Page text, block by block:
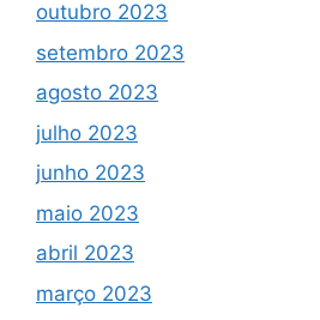
outubro 2023
setembro 2023
agosto 2023
julho 2023
junho 2023
maio 2023
abril 2023
março 2023